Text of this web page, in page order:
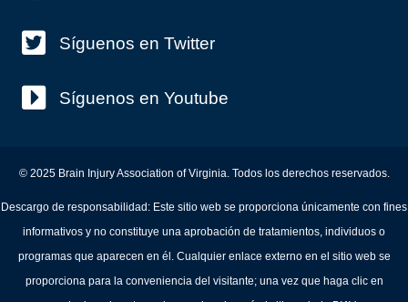
Síguenos en Twitter
Síguenos en Youtube
© 2025 Brain Injury Association of Virginia. Todos los derechos reservados.
Descargo de responsabilidad: Este sitio web se proporciona únicamente con fines
informativos y no constituye una aprobación de tratamientos, individuos o
programas que aparecen en él. Cualquier enlace externo en el sitio web se
proporciona para la conveniencia del visitante; una vez que haga clic en